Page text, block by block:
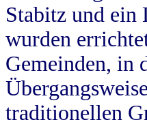
Stabitz und
wurden
Gemeinden, in
traditionellen